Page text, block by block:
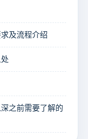
及流程介绍
之前需要了解的